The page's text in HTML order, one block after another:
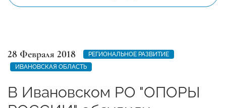
28 Февраля 2018
РЕГИОНАЛЬНОЕ РАЗВИТИЕ
ИВАНОВСКАЯ ОБЛАСТЬ
В Ивановском РО "ОПОРЫ